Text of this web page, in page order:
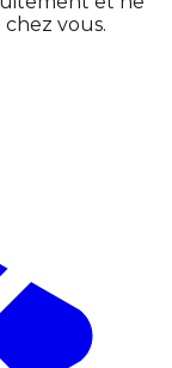
vous.